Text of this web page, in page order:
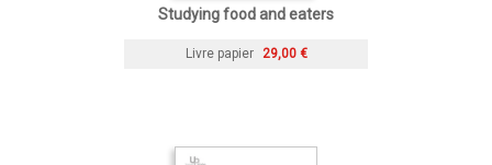
Studying food and eaters
Livre papier 29,00 €